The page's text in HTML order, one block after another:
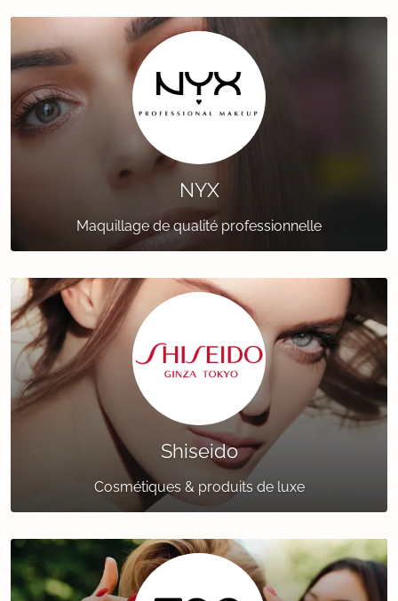
NYX
Maquillage de qualité professionnelle
Shiseido
Cosmétiques & produits de luxe